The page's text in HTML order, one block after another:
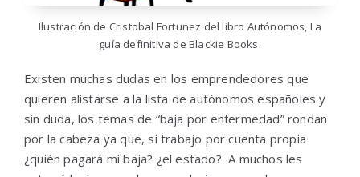
Ilustración de Cristobal Fortunez del libro Autónomos, La
guía definitiva de Blackie Books.
Existen muchas dudas en los emprendedores que
quieren alistarse a la lista de autónomos españoles y
sin duda, los temas de “baja por enfermedad” rondan
por la cabeza ya que, si trabajo por cuenta propia
¿quién pagará mi baja? ¿el estado? A muchos les